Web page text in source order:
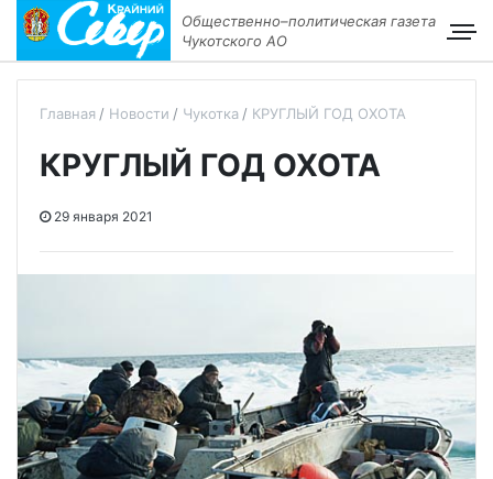
Общественно–политическая газета
Чукотского АО
Главная Новости Чукотка КРУГЛЫЙ ГОД ОХОТА
КРУГЛЫЙ ГОД ОХОТА
29 января 2021